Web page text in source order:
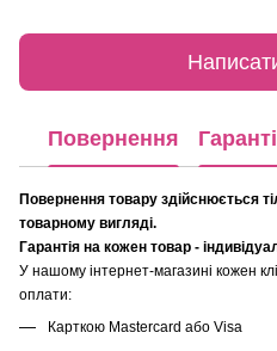
Повернення
Повернення товару здійснюється
товарному вигляді.
Гарантія на кожен товар -
У нашому інтернет-магазині кожен
оплати:
Карткою Mastercard або Visa